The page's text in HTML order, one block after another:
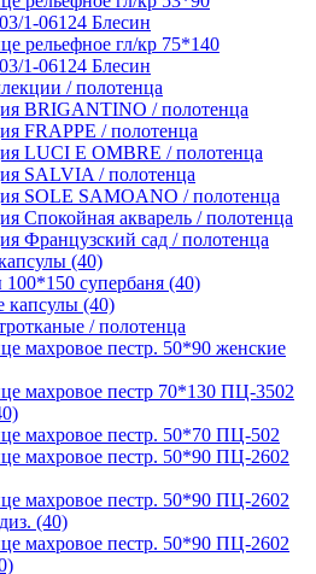
1-06124 Блесин
рельефное гл/кр 75*140
1-06124 Блесин
/ полотенца
BRIGANTINO / полотенца
FRAPPE / полотенца
LUCI E OMBRE / полотенца
SALVIA / полотенца
SOLE SAMOANO / полотенца
Спокойная акварель / полотенца
Французский сад / полотенца
(40)
супербаня (40)
капсулы (40)
/ полотенца
махровое пестр. 50*90 женские
махровое пестр 70*130 ПЦ-3502
махровое пестр. 50*70 ПЦ-502
махровое пестр. 50*90 ПЦ-2602
махровое пестр. 50*90 ПЦ-2602
(40)
махровое пестр. 50*90 ПЦ-2602